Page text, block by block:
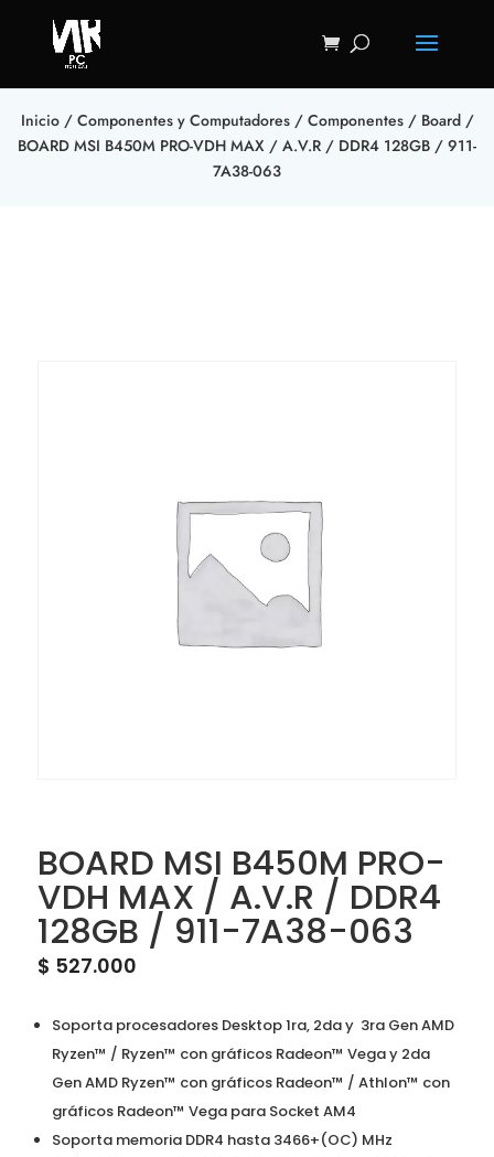
Inicio/ Componentes y Computadores/ Componentes/ Board/
BOARD MSI B450M PRO-VDH MAX / A.V.R / DDR4 128GB / 911-
7A38-063
BOARD MSI B450M PRO-
VDH MAX / A.V.R / DDR4
128GB / 911-7A38-063
$ 527.000
Soporta procesadores Desktop 1ra, 2da y 3ra Gen AMD
Ryzen™ / Ryzen™ con gráficos Radeon™ Vega y 2da
Gen AMD Ryzen™ con gráficos Radeon™ / Athlon™ con
gráficos Radeon™ Vega para Socket AM4
Soporta memoria DDR4 hasta 3466+(OC) MHz